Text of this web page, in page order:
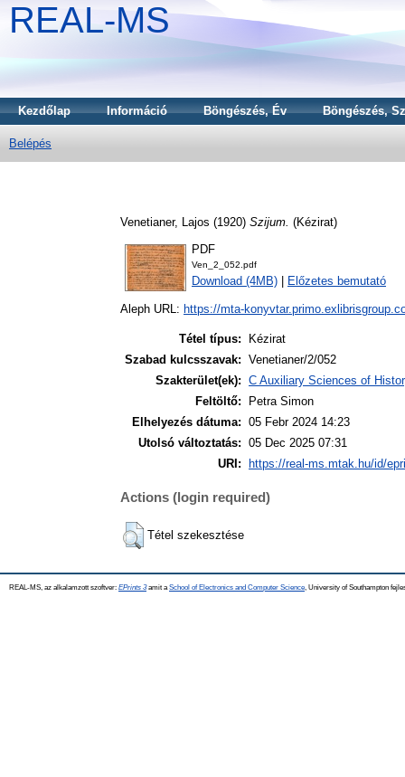
REAL-MS
Kezdőlap Információ Böngészés, Év Böngészés,
Belépés
Venetianer, Lajos (1920) Szijum. (Kézirat)
PDF
Ven_2_052.pdf
Download (4MB) Előzetes bemutató
Aleph URL: https://mta-
Tétel típus:
Kézirat
Szabad kulcsszavak: Venetianer/2/052
Szakterület(ek): C Auxiliary Sciences of
Feltöltő:
Petra Simon
Elhelyezés dátuma: 05 Febr 2024 14:23
Utolsó változtatás: 05 Dec 2025 07:31
URI:
https://real-ms.mtak.hu/id/
Actions (login required)
Tétel szekesztése
REAL-MS, az alkalamzott szoftver: EPrints 3amit a School of Electronics and Computer Science , University of Southampton